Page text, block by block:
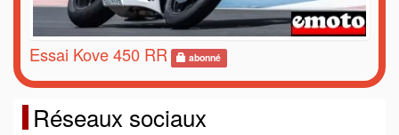
Essai Kove 450 RR abonné
Réseaux sociaux